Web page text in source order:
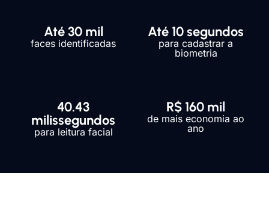
Até 30 mil
faces identificadas
Até 10 segundos
para cadastrar a
biometria
40.43
milissegundos
para leitura facial
R$ 160 mil
de mais economia ao
ano